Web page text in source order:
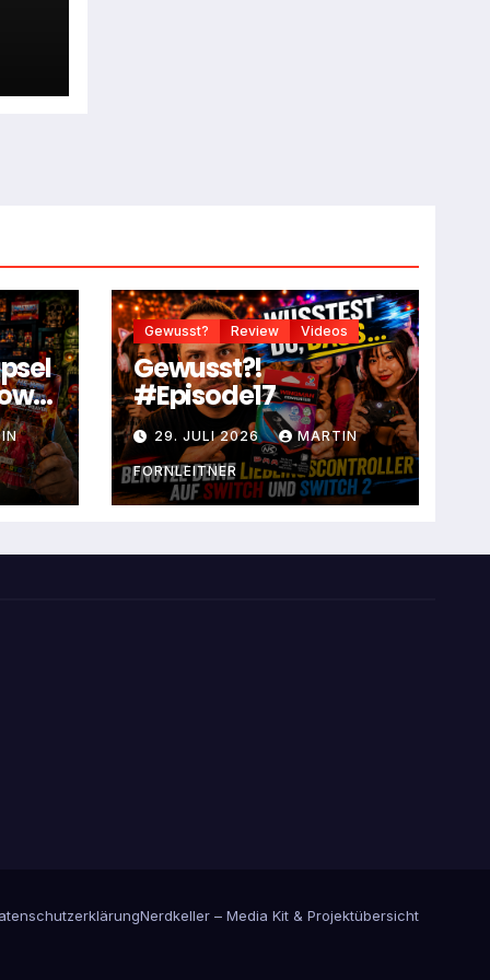
Gewusst? Review Videos
Gewusst?!
#Episode17
29. JULI 2026 MARTIN
FORNLEITNER
Nerdkeller – Media Kit & Projektübersicht